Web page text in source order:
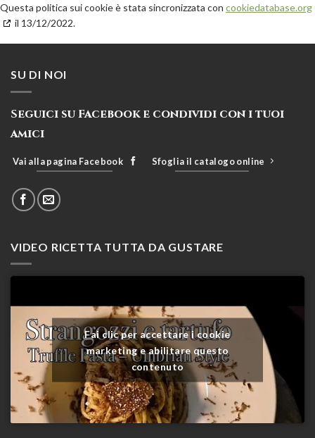
Questa politica sui cookie è stata sincronizzata con cookiedatabase.org
il 13/12/2022.
SU DI NOI
Seguici su Facebook e condividi con i tuoi
amici
Vai alla pagina Facebook Sfoglia il catalogo online
VIDEO RICETTA TUTTA DA GUSTARE
Fai clic per accettare i cookie
marketing e abilitare questo
contenuto